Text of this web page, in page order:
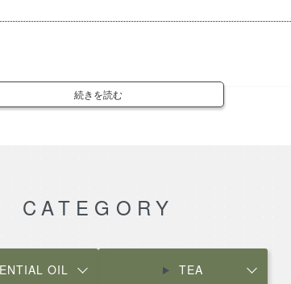
認ください。
CATEGORY
OIL TEA